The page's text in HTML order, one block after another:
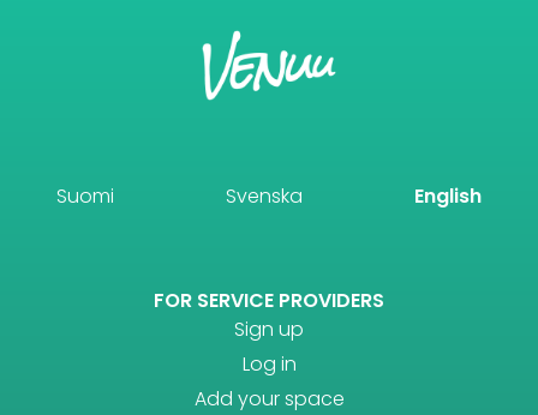
Suomi Svenska English
FOR SERVICE PROVIDERS
Sign up
Log in
Add your space